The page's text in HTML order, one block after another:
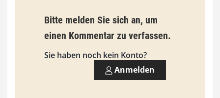
Bitte melden Sie sich an, um
einen Kommentar zu verfassen.
Sie haben noch kein Konto?
Anmelden